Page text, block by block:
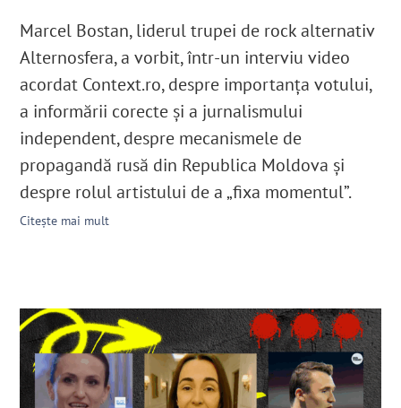
Marcel Bostan, liderul trupei de rock alternativ
Alternosfera, a vorbit, într-un interviu video
acordat Context.ro, despre importanţa votului,
a informării corecte şi a jurnalismului
independent, despre mecanismele de
propagandă rusă din Republica Moldova şi
despre rolul artistului de a „fixa momentul”.
Citește mai mult